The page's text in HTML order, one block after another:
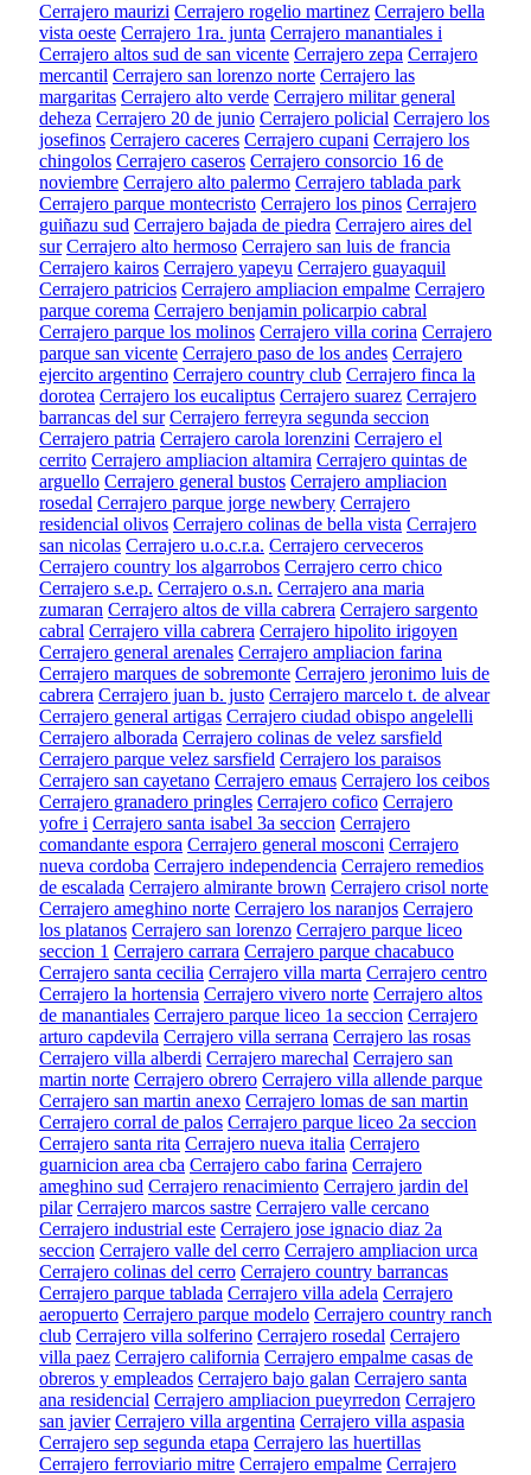
Cerrajero maurizi Cerrajero rogelio martinez Cerrajero bella
vista oeste Cerrajero 1ra. junta Cerrajero manantiales i
Cerrajero altos sud de san vicente Cerrajero zepa Cerrajero
mercantil Cerrajero san lorenzo norte Cerrajero las
margaritas Cerrajero alto verde Cerrajero militar general
deheza Cerrajero 20 de junio Cerrajero policial Cerrajero los
josefinos Cerrajero caceres Cerrajero cupani Cerrajero los
chingolos Cerrajero caseros Cerrajero consorcio 16 de
noviembre Cerrajero alto palermo Cerrajero tablada park
Cerrajero parque montecristo Cerrajero los pinos Cerrajero
guiñazu sud Cerrajero bajada de piedra Cerrajero aires del
sur Cerrajero alto hermoso Cerrajero san luis de francia
Cerrajero kairos Cerrajero yapeyu Cerrajero guayaquil
Cerrajero patricios Cerrajero ampliacion empalme Cerrajero
parque corema Cerrajero benjamin policarpio cabral
Cerrajero parque los molinos Cerrajero villa corina Cerrajero
parque san vicente Cerrajero paso de los andes Cerrajero
ejercito argentino Cerrajero country club Cerrajero finca la
dorotea Cerrajero los eucaliptus Cerrajero suarez Cerrajero
barrancas del sur Cerrajero ferreyra segunda seccion
Cerrajero patria Cerrajero carola lorenzini Cerrajero el
cerrito Cerrajero ampliacion altamira Cerrajero quintas de
arguello Cerrajero general bustos Cerrajero ampliacion
rosedal Cerrajero parque jorge newbery Cerrajero
residencial olivos Cerrajero colinas de bella vista Cerrajero
san nicolas Cerrajero u.o.c.r.a. Cerrajero cerveceros
Cerrajero country los algarrobos Cerrajero cerro chico
Cerrajero s.e.p. Cerrajero o.s.n. Cerrajero ana maria
zumaran Cerrajero altos de villa cabrera Cerrajero sargento
cabral Cerrajero villa cabrera Cerrajero hipolito irigoyen
Cerrajero general arenales Cerrajero ampliacion farina
Cerrajero marques de sobremonte Cerrajero jeronimo luis de
cabrera Cerrajero juan b. justo Cerrajero marcelo t. de alvear
Cerrajero general artigas Cerrajero ciudad obispo angelelli
Cerrajero alborada Cerrajero colinas de velez sarsfield
Cerrajero parque velez sarsfield Cerrajero los paraisos
Cerrajero san cayetano Cerrajero emaus Cerrajero los ceibos
Cerrajero granadero pringles Cerrajero cofico Cerrajero
yofre i Cerrajero santa isabel 3a seccion Cerrajero
comandante espora Cerrajero general mosconi Cerrajero
nueva cordoba Cerrajero independencia Cerrajero remedios
de escalada Cerrajero almirante brown Cerrajero crisol norte
Cerrajero ameghino norte Cerrajero los naranjos Cerrajero
los platanos Cerrajero san lorenzo Cerrajero parque liceo
seccion 1 Cerrajero carrara Cerrajero parque chacabuco
Cerrajero santa cecilia Cerrajero villa marta Cerrajero centro
Cerrajero la hortensia Cerrajero vivero norte Cerrajero altos
de manantiales Cerrajero parque liceo 1a seccion Cerrajero
arturo capdevila Cerrajero villa serrana Cerrajero las rosas
Cerrajero villa alberdi Cerrajero marechal Cerrajero san
martin norte Cerrajero obrero Cerrajero villa allende parque
Cerrajero san martin anexo Cerrajero lomas de san martin
Cerrajero corral de palos Cerrajero parque liceo 2a seccion
Cerrajero santa rita Cerrajero nueva italia Cerrajero
guarnicion area cba Cerrajero cabo farina Cerrajero
ameghino sud Cerrajero renacimiento Cerrajero jardin del
pilar Cerrajero marcos sastre Cerrajero valle cercano
Cerrajero industrial este Cerrajero jose ignacio diaz 2a
seccion Cerrajero valle del cerro Cerrajero ampliacion urca
Cerrajero colinas del cerro Cerrajero country barrancas
Cerrajero parque tablada Cerrajero villa adela Cerrajero
aeropuerto Cerrajero parque modelo Cerrajero country ranch
club Cerrajero villa solferino Cerrajero rosedal Cerrajero
villa paez Cerrajero california Cerrajero empalme casas de
obreros y empleados Cerrajero bajo galan Cerrajero santa
ana residencial Cerrajero ampliacion pueyrredon Cerrajero
san javier Cerrajero villa argentina Cerrajero villa aspasia
Cerrajero sep segunda etapa Cerrajero las huertillas
Cerrajero ferroviario mitre Cerrajero empalme Cerrajero